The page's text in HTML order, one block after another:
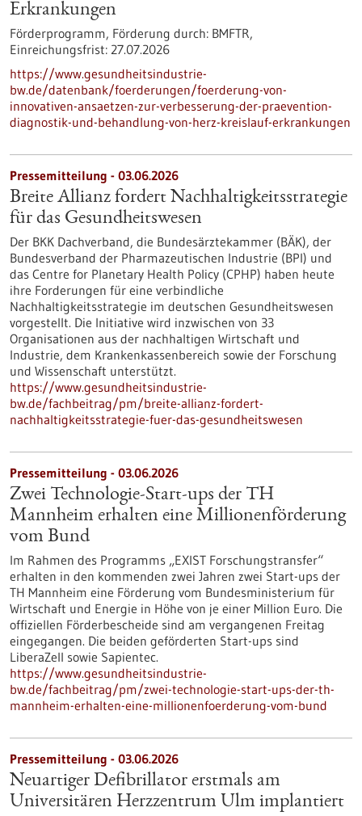
Erkrankungen
Förderprogramm, Förderung durch: BMFTR,
Einreichungsfrist: 27.07.2026
https://www.gesundheitsindustrie-
bw.de/datenbank/foerderungen/foerderung-von-
innovativen-ansaetzen-zur-verbesserung-der-praevention-
diagnostik-und-behandlung-von-herz-kreislauf-erkrankungen
Pressemitteilung - 03.06.2026
Breite Allianz fordert Nachhaltigkeitsstrategie
für das Gesundheitswesen
Der BKK Dachverband, die Bundesärztekammer (BÄK), der
Bundesverband der Pharmazeutischen Industrie (BPI) und
das Centre for Planetary Health Policy (CPHP) haben heute
ihre Forderungen für eine verbindliche
Nachhaltigkeitsstrategie im deutschen Gesundheitswesen
vorgestellt. Die Initiative wird inzwischen von 33
Organisationen aus der nachhaltigen Wirtschaft und
Industrie, dem Krankenkassenbereich sowie der Forschung
und Wissenschaft unterstützt.
https://www.gesundheitsindustrie-
bw.de/fachbeitrag/pm/breite-allianz-fordert-
nachhaltigkeitsstrategie-fuer-das-gesundheitswesen
Pressemitteilung - 03.06.2026
Zwei Technologie-Start-ups der TH
Mannheim erhalten eine Millionenförderung
vom Bund
Im Rahmen des Programms „EXIST Forschungstransfer“
erhalten in den kommenden zwei Jahren zwei Start-ups der
TH Mannheim eine Förderung vom Bundesministerium für
Wirtschaft und Energie in Höhe von je einer Million Euro. Die
offiziellen Förderbescheide sind am vergangenen Freitag
eingegangen. Die beiden geförderten Start-ups sind
LiberaZell sowie Sapientec.
https://www.gesundheitsindustrie-
bw.de/fachbeitrag/pm/zwei-technologie-start-ups-der-th-
mannheim-erhalten-eine-millionenfoerderung-vom-bund
Pressemitteilung - 03.06.2026
Neuartiger Defibrillator erstmals am
Universitären Herzzentrum Ulm implantiert